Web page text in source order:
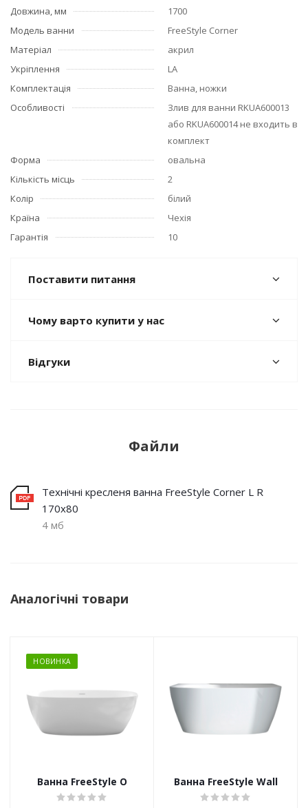
Довжина, мм
1700
Модель ванни
FreeStyle Corner
Матеріал
акрил
Укріплення
LA
Комплектація
Ванна, ножки
Особливості
Злив для ванни RKUA600013
або RKUA600014 не входить в
комплект
Форма
овальна
Кількість місць
2
Колір
білий
Країна
Чехія
Гарантія
10
Поставити питання
Чому варто купити у нас
Відгуки
Файли
Технічні кресленя ванна FreeStyle Corner L R
170х80
4 мб
Аналогічні товари
НОВИНКА
Ванна FreeStyle O Ванна FreeStyle Wall